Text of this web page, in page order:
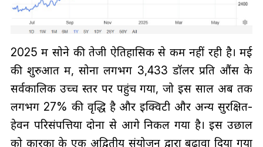
2025 में सोने की तेजी ऐतिहासिक से कम नहीं रही है। मई
की शुरुआत में, सोना लगभग 3,433 डॉलर प्रति औंस के
सर्वकालिक उच्च स्तर पर पहुंच गया, जो इस साल अब तक
लगभग 27% की वृद्धि है और इक्विटी और अन्य सुरक्षित-
हेवन परिसंपत्तियों दोनों से आगे निकल गया है। इस उछाल
को कारकों के एक अद्वितीय संयोजन द्वारा बढ़ावा दिया गया